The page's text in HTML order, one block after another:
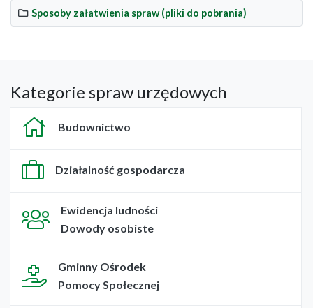
Sposoby załatwienia spraw (pliki do pobrania)
Kategorie spraw urzędowych
Budownictwo
Działalność gospodarcza
Ewidencja ludności
Dowody osobiste
Gminny Ośrodek
Pomocy Społecznej